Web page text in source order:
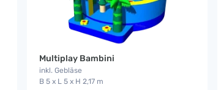
Multiplay Bambini
inkl. Gebläse
B 5 x L 5 x H 2,17 m